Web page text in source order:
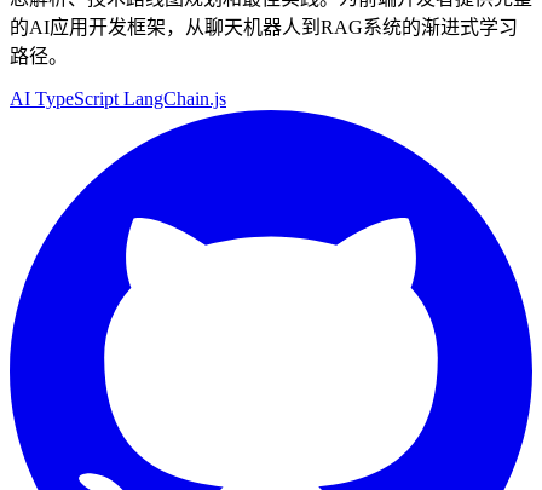
的AI应用开发框架，从聊天机器人到RAG系统的渐进式学习
路径。
AI TypeScript LangChain.js